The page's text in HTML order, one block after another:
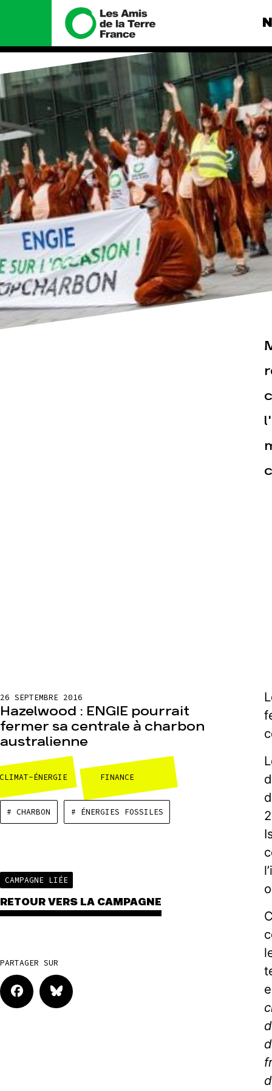
Nous connaître
Histoire
Manifeste
Missions et méthodes
Valeurs
Équipes et
fonctionnement
Le réseau dans le monde
Nos alliés
Je soutiens les Amis de la
Terre
Nos
Total, rendez-
tribunal
Gaz « naturel
enfumage
Mode : une
destructrice
Gaz au
violence
Nos autres
Espace
26 SEPTEMBRE 2016
Hazelwood : ENGIE pourrait
fermer sa centrale à charbon
australienne
ÉNERGIE FINANCE
# CHARBON # ÉNERGIES FOSSILES
CAMPAGNE LIÉE
RETOUR VERS LA CAMPAGNE
PARTAGER SUR